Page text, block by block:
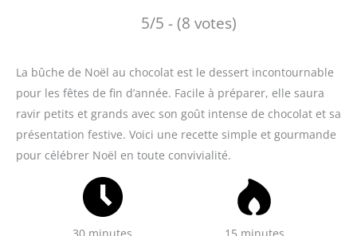
5/5 - (8 votes)
La bûche de Noël au chocolat est le dessert incontournable
pour les fêtes de fin d’année. Facile à préparer, elle saura
ravir petits et grands avec son goût intense de chocolat et sa
présentation festive. Voici une recette simple et gourmande
pour célébrer Noël en toute convivialité.